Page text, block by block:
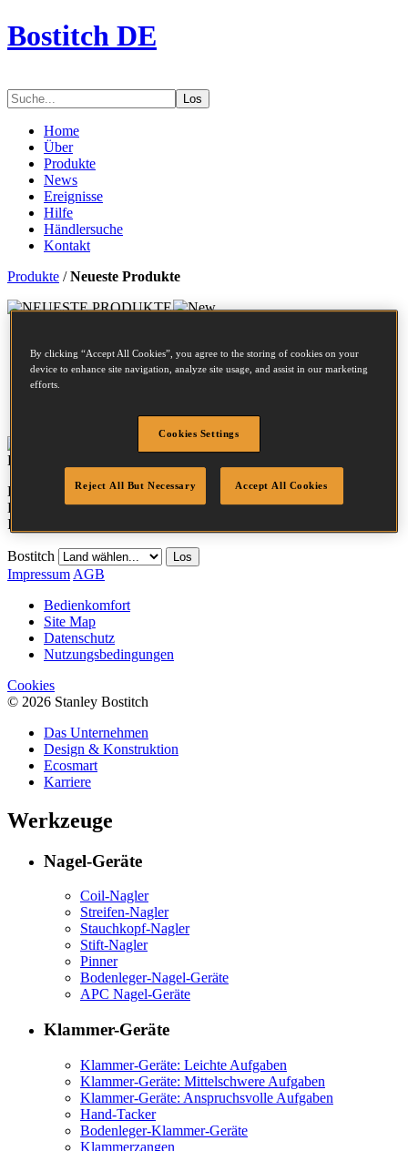
Bostitch DE
Los
Home
Über
Produkte
News
Ereignisse
Hilfe
Händlersuche
Kontakt
Produkte /Neueste Produkte
Diese Produkte sind die neuesten Ergänzungen im Bereich
BOSTITCH. Klicken Sie auf eins der Produkte für weitere
Informationen oder
Bostitch Los
Impressum AGB
Bedienkomfort
Site Map
Datenschutz
Nutzungsbedingungen
Cookies
© 2026 Stanley Bostitch
Das Unternehmen
Design & Konstruktion
Ecosmart
Karriere
Werkzeuge
Nagel-Geräte
Coil-Nagler
Streifen-Nagler
Stauchkopf-Nagler
Stift-Nagler
Pinner
Bodenleger-Nagel-Geräte
APC Nagel-Geräte
Klammer-Geräte
Klammer-Geräte: Leichte Aufgaben
Klammer-Geräte: Mittelschwere Aufgaben
Klammer-Geräte: Anspruchsvolle Aufgaben
Hand-Tacker
Bodenleger-Klammer-Geräte
Klammerzangen
By clicking “Accept All Cookies”, you agree to the storing of cookies on your
device to enhance site navigation, analyze site usage, and assist in our marketing
efforts.
Cookies Settings
Reject All But Necessary Accept All Cookies